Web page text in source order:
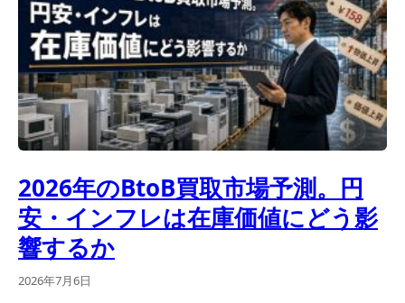
2026年のBtoB買取市場予測。円
安・インフレは在庫価値にどう影
響するか
2026年7月6日